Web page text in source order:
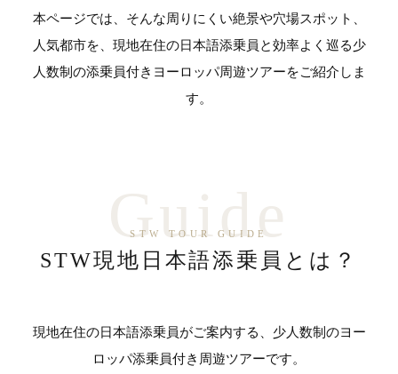
本ページでは、そんな周りにくい絶景や穴場スポット、
人気都市を、現地在住の日本語添乗員と効率よく巡る少
人数制の添乗員付きヨーロッパ周遊ツアーをご紹介しま
す。
Guide
STW TOUR GUIDE
STW現地日本語添乗員とは？
現地在住の日本語添乗員がご案内する、少人数制のヨー
ロッパ添乗員付き周遊ツアーです。